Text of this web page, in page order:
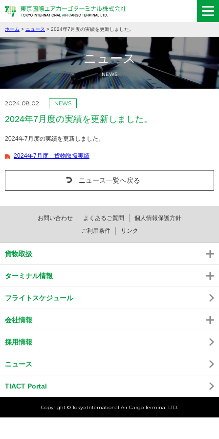
ホーム > ニュース > 2024年7月度の実績を更新しました。
ニュース
NEWS
2024.08.02 NEWS
2024年7月度の実績を更新しました。
2024年7月度の実績を更新しました。
2024年7月度 貨物取扱実績
ニュース一覧へ戻る
お問い合わせ よくあるご質問
個人情報保護方針
ご利用条件
リンク
貨物取扱
ターミナル情報
フライトスケジュール
会社情報
採用情報
ニュース
TIACT Portal
Copyright © Tokyo International Air Cargo Terminal LTD.